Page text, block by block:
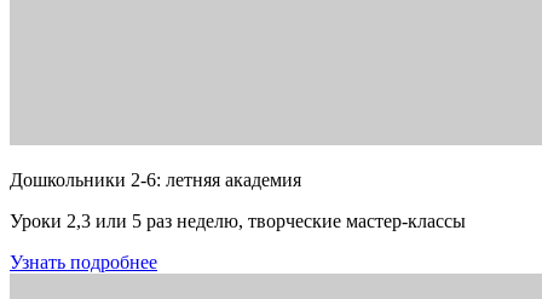
Дошкольники 2-6: летняя академия
Уроки 2,3 или 5 раз неделю, творческие мастер-классы
Узнать подробнее